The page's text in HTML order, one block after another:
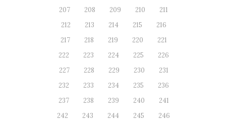
207
208 209 210
211
212
213 214 215
216
217
218 219 220
221
222
223 224 225
226
227
228 229 230
231
232
233 234 235
236
237
238 239 240
241
242
243 244 245
246